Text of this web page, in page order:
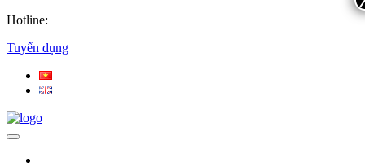
Hotline:
Tuyển dụng